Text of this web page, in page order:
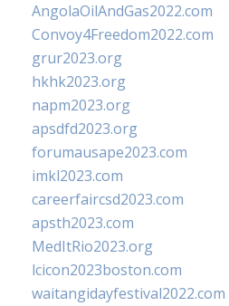
AngolaOilAndGas2022.com
Convoy4Freedom2022.com
grur2023.org
hkhk2023.org
napm2023.org
apsdfd2023.org
forumausape2023.com
imkl2023.com
careerfaircsd2023.com
apsth2023.com
MedItRio2023.org
lcicon2023boston.com
waitangidayfestival2022.com